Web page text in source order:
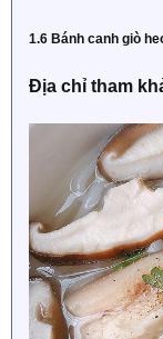
1.6 Bánh canh giò
Địa chỉ tham